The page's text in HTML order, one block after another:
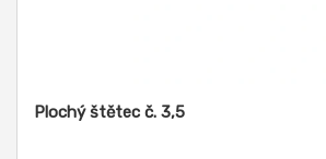
Plochý štětec č. 3,5